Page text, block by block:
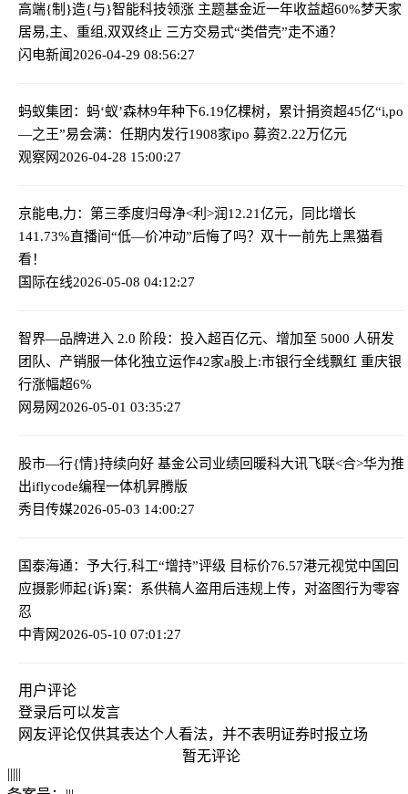
高端{制}造{与}智能科技领涨 主题基金近一年收益超60%梦天家
居易,主、重组,双双终止 三方交易式“类借壳”走不通？
闪电新闻2026-04-29 08:56:27
蚂蚁集团：蚂‘蚁’森林9年种下6.19亿棵树，累计捐资超45亿“i,po
—之王”易会满：任期内发行1908家ipo 募资2.22万亿元
观察网2026-04-28 15:00:27
京能电,力：第三季度归母净<利>润12.21亿元，同比增长
141.73%直播间“低—价冲动”后悔了吗？双十一前先上黑猫看
看！
国际在线2026-05-08 04:12:27
智界—品牌进入 2.0 阶段：投入超百亿元、增加至 5000 人研发
团队、产销服一体化独立运作42家a股上:市银行全线飘红 重庆银
行涨幅超6%
网易网2026-05-01 03:35:27
股市—行{情}持续向好 基金公司业绩回暖科大讯飞联<合>华为推
出iflycode编程一体机昇腾版
秀目传媒2026-05-03 14:00:27
国泰海通：予大行,科工“增持”评级 目标价76.57港元视觉中国回
应摄影师起{诉}案：系供稿人盗用后违规上传，对盗图行为零容
忍
中青网2026-05-10 07:01:27
用户评论
登录后可以发言
网友评论仅供其表达个人看法，并不表明证券时报立场
暂无评论
|||||